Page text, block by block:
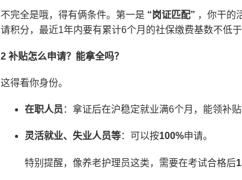
不完全是哦，得有俩条件。第一是 “岗证匹配” ，你干的
请积分，最近1年内要有累计6个月的社保缴费基数不低
2 补贴怎么申请？能拿全吗？
这得看你身份。
在职人员 ：拿证后在沪稳定就业满6个月，能领补
灵活就业、失业人员等：可以按100%申请。
特别提醒，像养老护理员这类，需要在考试合格后